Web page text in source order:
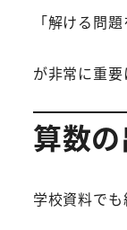
「解ける問
が非常に重要
算数
学校資料でも